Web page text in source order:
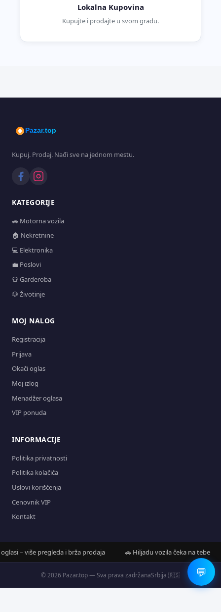
Lokalna Kupovina
Kupujte i prodajte u svom gradu.
Pazar.top
Kupuj. Prodaj. Nađi sve na jednom mestu.
KATEGORIJE
🚗 Motorna vozila
🏠 Nekretnine
💻 Elektronika
💼 Poslovi
👕 Garderoba
🐶 Životinje
MOJ NALOG
Registracija
Prijava
Okači oglas
Moj izlog
Menadžer oglasa
VIP ponuda
INFORMACIJE
Politika privatnosti
Politika kolačića
Uslovi korišćenja
Cenovnik VIP
Kontakt
– više pregleda i brža prodaja 🚗 Hiljadu vozila čeka na tebe
© 2026 Pazar.top — Sva prava zadržanaSrbija 🇷🇸 💬